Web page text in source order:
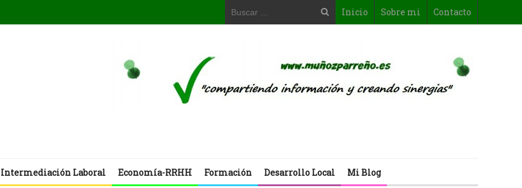
Inicio Sobre mi Contacto
Intermediación Laboral Economía-RRHH Formación Desarrollo Local Mi Blog